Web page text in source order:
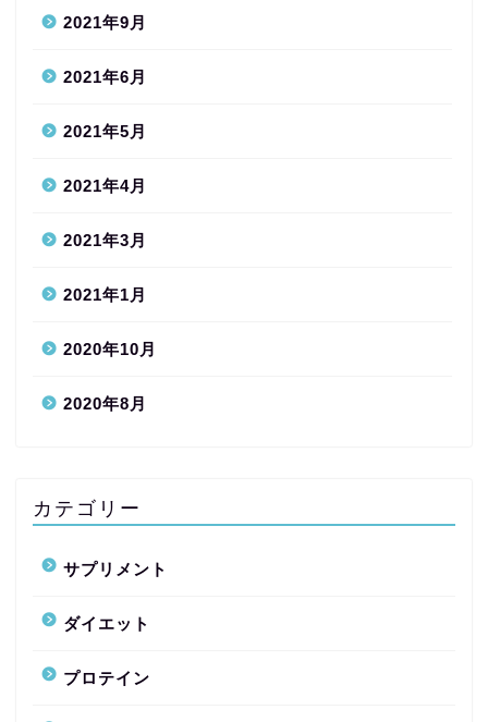
2021年9月
2021年6月
2021年5月
2021年4月
2021年3月
2021年1月
2020年10月
2020年8月
カテゴリー
サプリメント
ダイエット
プロテイン